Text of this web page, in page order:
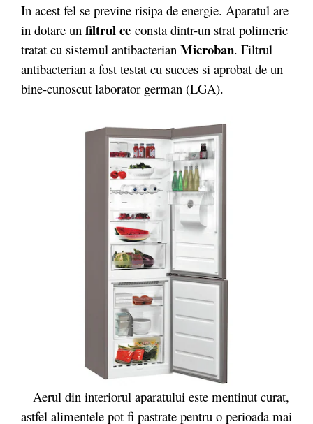
In acest fel se previne risipa de energie. Aparatul are
in dotare un filtrul ce consta dintr-un strat polimeric
tratat cu sistemul antibacterian Microban. Filtrul
antibacterian a fost testat cu succes si aprobat de un
bine-cunoscut laborator german (LGA).
Aerul din interiorul aparatului este mentinut curat,
astfel alimentele pot fi pastrate pentru o perioada mai